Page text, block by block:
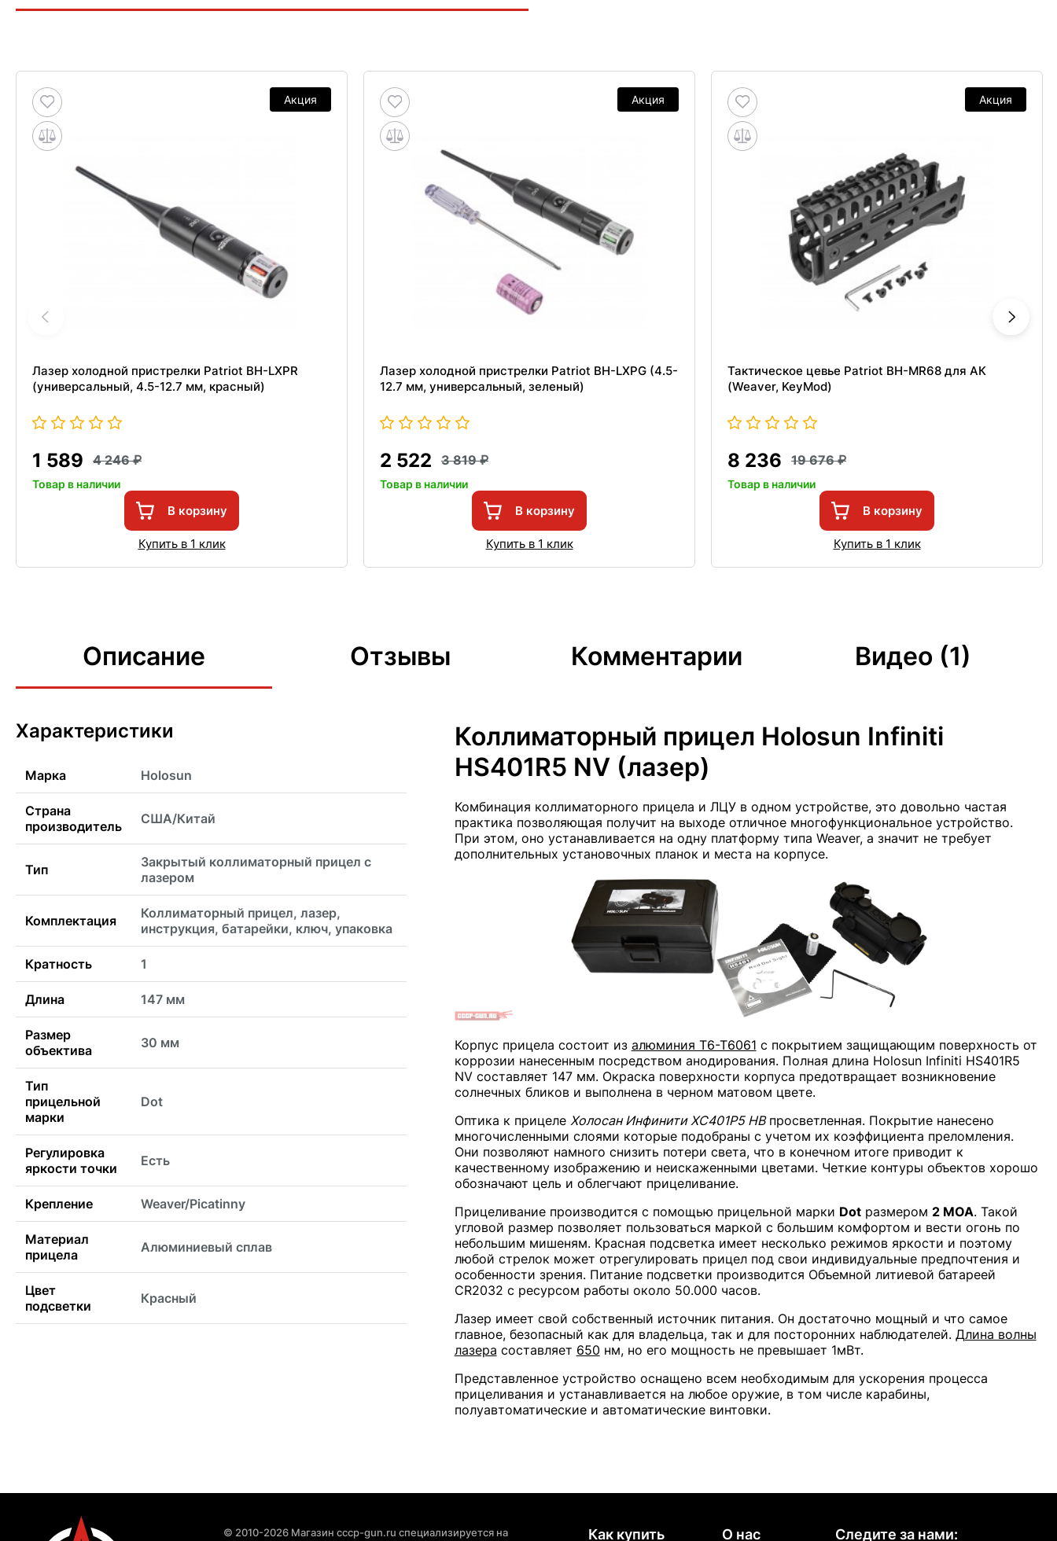
Акция
Лазер холодной пристрелки Patriot BH-LXPR
(универсальный, 4.5-12.7 мм, красный)
1 589 4 246
Товар в наличии
В корзину
Купить в 1 клик
Акция
Лазер холодной пристрелки Patriot BH-LXPG (4.5-
12.7 мм, универсальный, зеленый)
2 522 3 819
Товар в наличии
В корзину
Купить в 1 клик
Акция
Тактическое цевье Patriot BH-MR68 для АК
(Weaver, KeyMod)
8 236 19 676
Товар в наличии
В корзину
Купить в 1 клик
Описание Отзывы Комментарии Видео (1)
Характеристики
Марка Holosun
Страна
производитель
США/Китай
Тип
Закрытый коллиматорный прицел с
лазером
Комплектация
Коллиматорный прицел, лазер,
инструкция, батарейки, ключ, упаковка
Кратность 1
Длина 147 мм
Размер
объектива
30 мм
Тип
прицельной
марки
Dot
Регулировка
яркости точки
Есть
Крепление Weaver/Picatinny
Материал
прицела
Алюминиевый сплав
Цвет
подсветки
Красный
Коллиматорный прицел Holosun Infiniti
HS401R5 NV (лазер)
Комбинация коллиматорного прицела и ЛЦУ в одном устройстве, это довольно частая
практика позволяющая получит на выходе отличное многофункциональное устройство.
При этом, оно устанавливается на одну платформу типа Weaver, а значит не требует
дополнительных установочных планок и места на корпусе.
Корпус прицела состоит из алюминия Т6-Т6061 с покрытием защищающим поверхность от
коррозии нанесенным посредством анодирования. Полная длина Holosun Infiniti HS401R5
NV составляет 147 мм. Окраска поверхности корпуса предотвращает возникновение
солнечных бликов и выполнена в черном матовом цвете.
Оптика к прицеле Холосан Инфинити ХС401Р5 НВпросветленная. Покрытие нанесено
многочисленными слоями которые подобраны с учетом их коэффициента преломления.
Они позволяют намного снизить потери света, что в конечном итоге приводит к
качественному изображению и неискаженными цветами. Четкие контуры объектов хорошо
обозначают цель и облегчают прицеливание.
Прицеливание производится с помощью прицельной марки Dotразмером 2 МОА. Такой
угловой размер позволяет пользоваться маркой с большим комфортом и вести огонь по
небольшим мишеням. Красная подсветка имеет несколько режимов яркости и поэтому
любой стрелок может отрегулировать прицел под свои индивидуальные предпочтения и
особенности зрения. Питание подсветки производится Объемной литиевой батареей
CR2032 с ресурсом работы около 50.000 часов.
Лазер имеет свой собственный источник питания. Он достаточно мощный и что самое
главное, безопасный как для владельца, так и для посторонних наблюдателей. Длина волны
лазера составляет 650 нм, но его мощность не превышает 1мВт.
Представленное устройство оснащено всем необходимым для ускорения процесса
прицеливания и устанавливается на любое оружие, в том числе карабины,
полуавтоматические и автоматические винтовки.
© 2010-2026 Магазин cccp-gun.ru специализируется на
Как купить О нас Следите за нами: